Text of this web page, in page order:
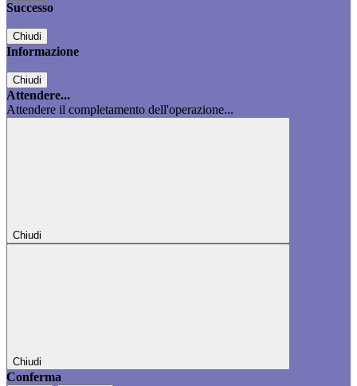
Successo
Chiudi
Informazione
Chiudi
Attendere...
Attendere il completamento dell'operazione...
Chiudi
Chiudi
Conferma